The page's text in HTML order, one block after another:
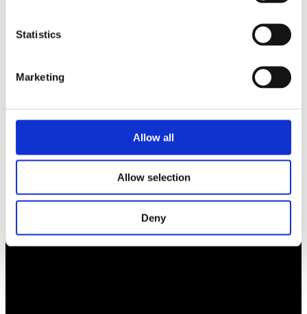
Statistics
Marketing
Allow all
Allow selection
Deny
Vaktgatan 17bv
262 22 Ängelholm
info@ff.se
BLI MEDLEM